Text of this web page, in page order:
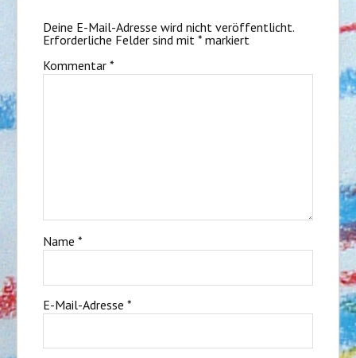
Deine E-Mail-Adresse wird nicht veröffentlicht.
Erforderliche Felder sind mit *markiert
Kommentar *
Name *
E-Mail-Adresse *